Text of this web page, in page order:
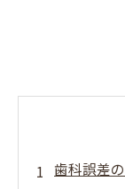
歯科誤差